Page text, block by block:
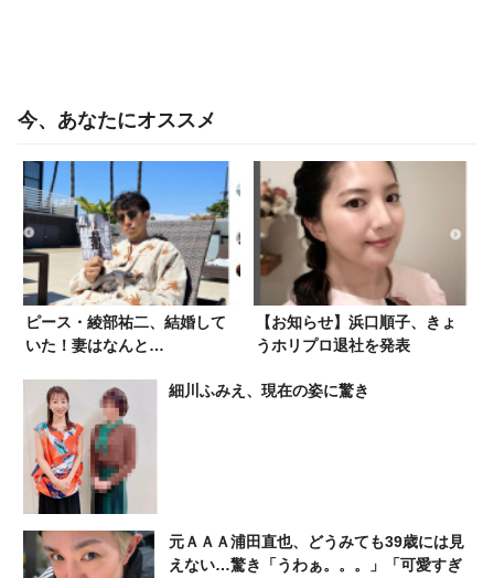
今、あなたにオススメ
ピース・綾部祐二、結婚して
いた！妻はなんと…
【お知らせ】浜口順子、きょ
うホリプロ退社を発表
細川ふみえ、現在の姿に驚き
元ＡＡＡ浦田直也、どうみても39歳には見
えない…驚き「うわぁ。。。」「可愛すぎ